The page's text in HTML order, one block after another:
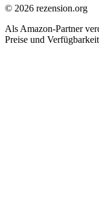
© 2026 rezension.org
Als Amazon-Partner
Preise und